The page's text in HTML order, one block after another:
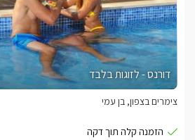
דורנס - לזוגות בלבד
צימרים בצפון, בן עמי